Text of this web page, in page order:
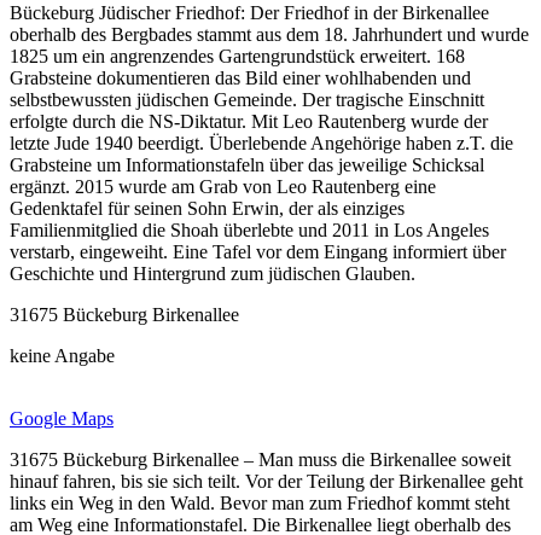
Bückeburg Jüdischer Friedhof: Der Friedhof in der Birkenallee
oberhalb des Bergbades stammt aus dem 18. Jahrhundert und wurde
1825 um ein angrenzendes Gartengrundstück erweitert. 168
Grabsteine dokumentieren das Bild einer wohlhabenden und
selbstbewussten jüdischen Gemeinde. Der tragische Einschnitt
erfolgte durch die NS-Diktatur. Mit Leo Rautenberg wurde der
letzte Jude 1940 beerdigt. Überlebende Angehörige haben z.T. die
Grabsteine um Informationstafeln über das jeweilige Schicksal
ergänzt. 2015 wurde am Grab von Leo Rautenberg eine
Gedenktafel für seinen Sohn Erwin, der als einziges
Familienmitglied die Shoah überlebte und 2011 in Los Angeles
verstarb, eingeweiht. Eine Tafel vor dem Eingang informiert über
Geschichte und Hintergrund zum jüdischen Glauben.
31675 Bückeburg Birkenallee
keine Angabe
Google Maps
31675 Bückeburg Birkenallee – Man muss die Birkenallee soweit
hinauf fahren, bis sie sich teilt. Vor der Teilung der Birkenallee geht
links ein Weg in den Wald. Bevor man zum Friedhof kommt steht
am Weg eine Informationstafel. Die Birkenallee liegt oberhalb des